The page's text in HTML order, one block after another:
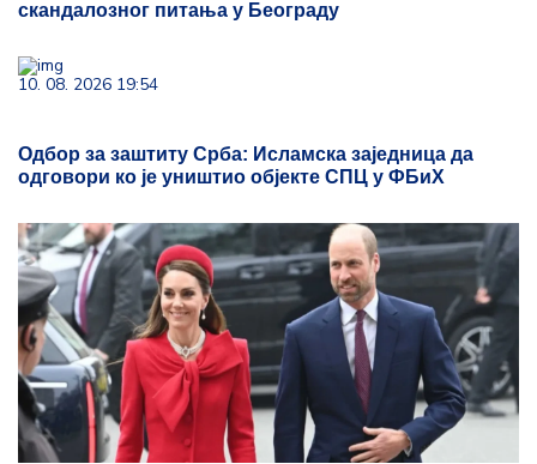
скандалозног питања у Београду
10. 08. 2026 19:54
Одбор за заштиту Срба: Исламска заједница да
одговори ко је уништио објекте СПЦ у ФБиХ